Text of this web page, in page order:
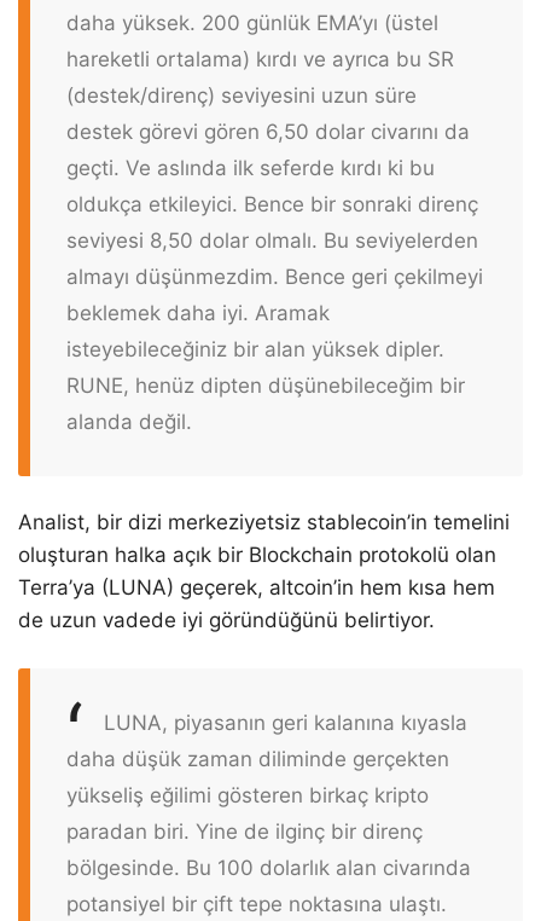
daha yüksek. 200 günlük EMA’yı (üstel
hareketli ortalama) kırdı ve ayrıca bu SR
(destek/direnç) seviyesini uzun süre
destek görevi gören 6,50 dolar civarını da
geçti. Ve aslında ilk seferde kırdı ki bu
oldukça etkileyici. Bence bir sonraki direnç
seviyesi 8,50 dolar olmalı. Bu seviyelerden
almayı düşünmezdim. Bence geri çekilmeyi
beklemek daha iyi. Aramak
isteyebileceğiniz bir alan yüksek dipler.
RUNE, henüz dipten düşünebileceğim bir
alanda değil.
Analist, bir dizi merkeziyetsiz stablecoin’in temelini
oluşturan halka açık bir Blockchain protokolü olan
Terra’ya (LUNA) geçerek, altcoin’in hem kısa hem
de uzun vadede iyi göründüğünü belirtiyor.
LUNA, piyasanın geri kalanına kıyasla
daha düşük zaman diliminde gerçekten
yükseliş eğilimi gösteren birkaç kripto
paradan biri. Yine de ilginç bir direnç
bölgesinde. Bu 100 dolarlık alan civarında
potansiyel bir çift tepe noktasına ulaştı.